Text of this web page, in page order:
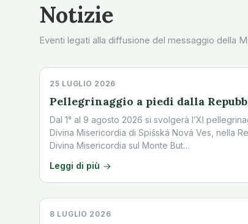
Notizie
Eventi legati alla diffusione del messaggio della
25 LUGLIO 2026
Pellegrinaggio a piedi dalla
Dal 1° al 9 agosto 2026 si svolgerà l’XI
Divina Misericordia di Spišská Nová Ves, nella
Divina Misericordia sul Monte But…
Leggi di più
8 LUGLIO 2026